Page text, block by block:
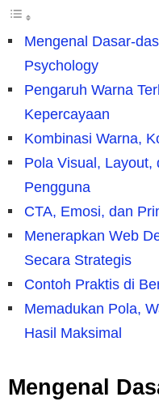
Mengenal Dasar-
Psychology
Pengaruh Warna
Kepercayaan
Kombinasi Warna,
Pola Visual, Layout,
Pengguna
CTA, Emosi, dan
Menerapkan Web
Secara Strategis
Contoh Praktis di
Memadukan Pola,
Hasil Maksimal
Mengenal